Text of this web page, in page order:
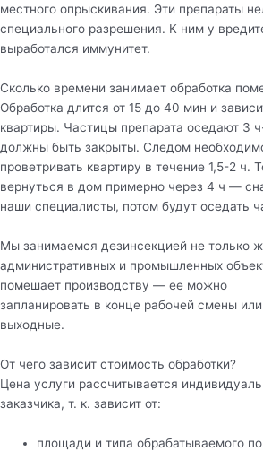
местного опрыскивания. Эти препараты
специального разрешения. К ним у
выработался иммунитет.
Сколько времени занимает обработка
Обработка длится от 15 до 40 мин и
квартиры. Частицы препарата оседают 3
должны быть закрыты. Следом
проветривать квартиру в течение 1,5-2 ч.
вернуться в дом примерно через 4 ч —
наши специалисты, потом будут оседать
Мы занимаемся дезинсекцией не только
административных и промышленных
помешает производству — ее можно
запланировать в конце рабочей смены
выходные.
От чего зависит стоимость обработки?
Цена услуги рассчитывается
заказчика, т. к. зависит от:
площади и типа обрабатываемого